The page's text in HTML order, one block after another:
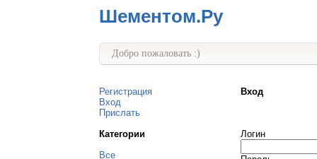
Шементом.Ру
Добро пожаловать :)
Регистрация
Вход
Прислать
Категории
Все
Вход
Логин